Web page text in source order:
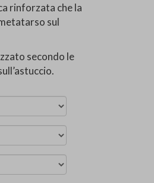
rinforzata che la
sul
secondo le